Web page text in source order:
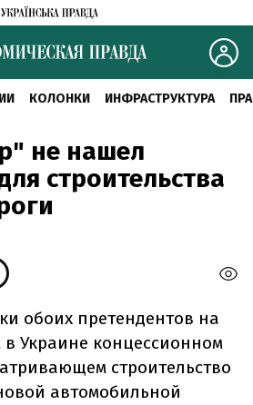
КОЛОНКИ ИНФРАСТРУКТУРА
не нашел
строительства
обоих претендентов на
в Украине концессионном
строительство
автомобильной